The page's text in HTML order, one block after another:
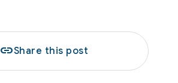
linkShare this post